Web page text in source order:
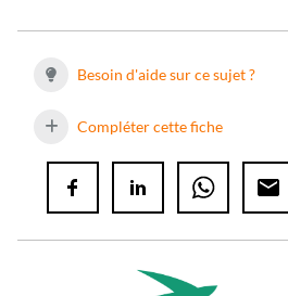
Besoin d'aide sur ce sujet ?
Compléter cette fiche